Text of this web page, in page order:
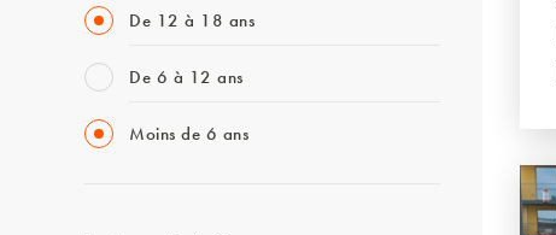
De 12 à 18 ans
De 6 à 12 ans
Moins de 6 ans